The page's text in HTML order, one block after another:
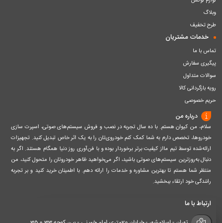
وبلاگ
طرح تخفیف
خدمات مشتریان
تماس با ما
پیگیری سفارش
سوالات متداول
رویه بازگردانی کالا
حریم خصوصی
درباره من
سلام، من کیوان هستم. با ده سال تجربه در نصب و فروش سیستم‌های صوتی، اسپرت سازی
خودروها، تخصص دارم به شما کمک کنم خودروی‌تان را به یک اثر خاص تبدیل کنید. تجهیزات
ارائه‌شده توسط تیم مااز کیفیت برتر برخوردار بوده و با فن‌آوری روز دنیا همگام هستند. اگر به
دنبال به‌روزترین سیستم‌های صوتی باشید، اگر می‌خواهید ظاهر خودروتان را متحول کنید، من
منتظر شما هستم تا بهترین مشاوره و خدمات را ارائه دهم. با اطمینان خرید کنید و بر تجربه
رانندگی خود ارتقاء ببخشید.
ارتباط با ما